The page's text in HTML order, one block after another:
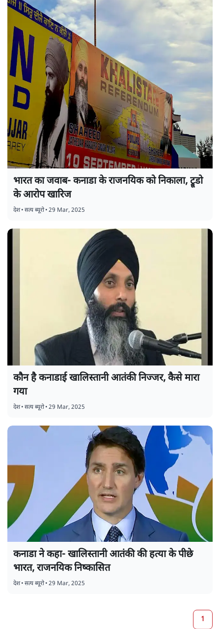
भारत का जवाब- कनाडा के राजनयिक को निकाला, ट्रूडो
के आरोप खारिज
देश•सत्य ब्यूरो•29 Mar, 2025
कौन है कनाडाई खालिस्तानी आतंकी निज्जर, कैसे मारा
गया
देश•सत्य ब्यूरो•29 Mar, 2025
कनाडा ने कहा- खालिस्तानी आतंकी की हत्या के पीछे
भारत, राजनयिक निष्कासित
देश•सत्य ब्यूरो•29 Mar, 2025
1